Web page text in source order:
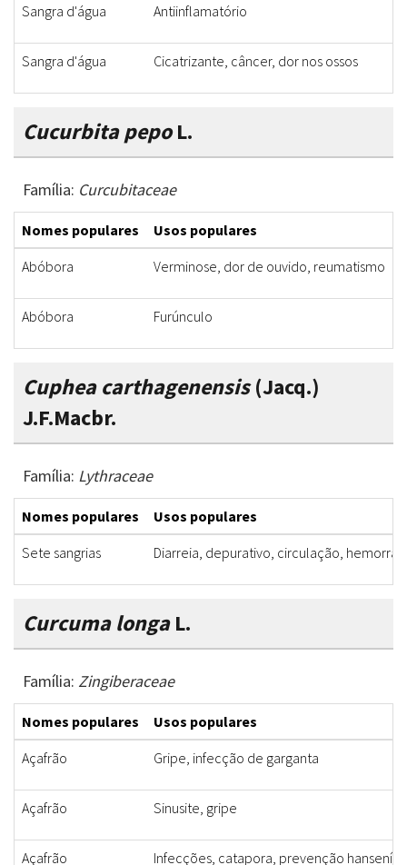
Sangra d'água Antiinflamatório
Sangra d'água Cicatrizante, câncer, dor nos ossos
Cucurbita pepoL.
Família: Curcubitaceae
Nomes populares Usos populares
Abóbora
Verminose, dor de ouvido, reumatismo
Abóbora Furúnculo
Cuphea carthagenensis(Jacq.)
J.F.Macbr.
Família: Lythraceae
Nomes populares
Usos populares
Sete sangrias
Diarreia, depurativo, circulação,
Curcuma longaL.
Família: Zingiberaceae
Nomes populares
Usos populares
Açafrão
Gripe, infecção de garganta
Açafrão Sinusite, gripe
Açafrão Infecções, catapora, prevenção